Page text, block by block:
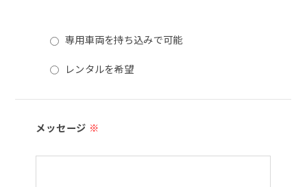
専用車両を持ち込みで可能
レンタルを希望
メッセージ ※